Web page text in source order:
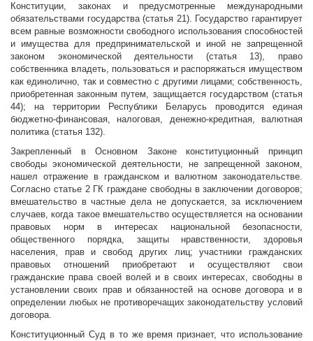
Конституции, законах и предусмотренные международными
обязательствами государства (статья 21). Государство гарантирует
всем равные возможности свободного использования способностей
и имущества для предпринимательской и иной не запрещенной
законом экономической деятельности (статья 13), право
собственника владеть, пользоваться и распоряжаться имуществом
как единолично, так и совместно с другими лицами; собственность,
приобретенная законным путем, защищается государством (статья
44); на территории Республики Беларусь проводится единая
бюджетно-финансовая, налоговая, денежно-кредитная, валютная
политика (статья 132).
Закрепленный в Основном Законе конституционный принцип
свободы экономической деятельности, не запрещенной законом,
нашел отражение в гражданском и валютном законодательстве.
Согласно статье 2 ГК граждане свободны в заключении договоров;
вмешательство в частные дела не допускается, за исключением
случаев, когда такое вмешательство осуществляется на основании
правовых норм в интересах национальной безопасности,
общественного порядка, защиты нравственности, здоровья
населения, прав и свобод других лиц; участники гражданских
правовых отношений приобретают и осуществляют свои
гражданские права своей волей и в своих интересах, свободны в
установлении своих прав и обязанностей на основе договора и в
определении любых не противоречащих законодательству условий
договора.
Конституционный Суд в то же время признает, что использование